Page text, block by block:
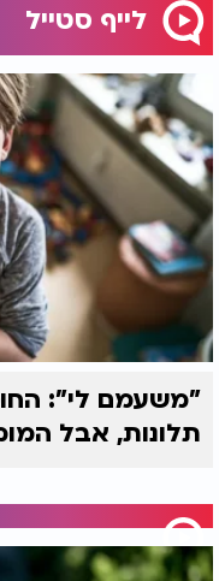
לייף סטייל
"משעמם לי":
תלונות, אבל